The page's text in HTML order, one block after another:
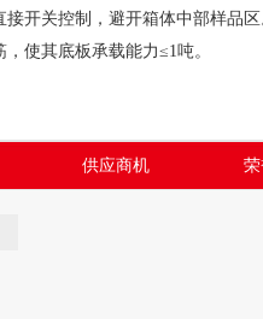
开关控制，避开箱体中部样品区
使其底板承载能力≤1吨。
供应商机